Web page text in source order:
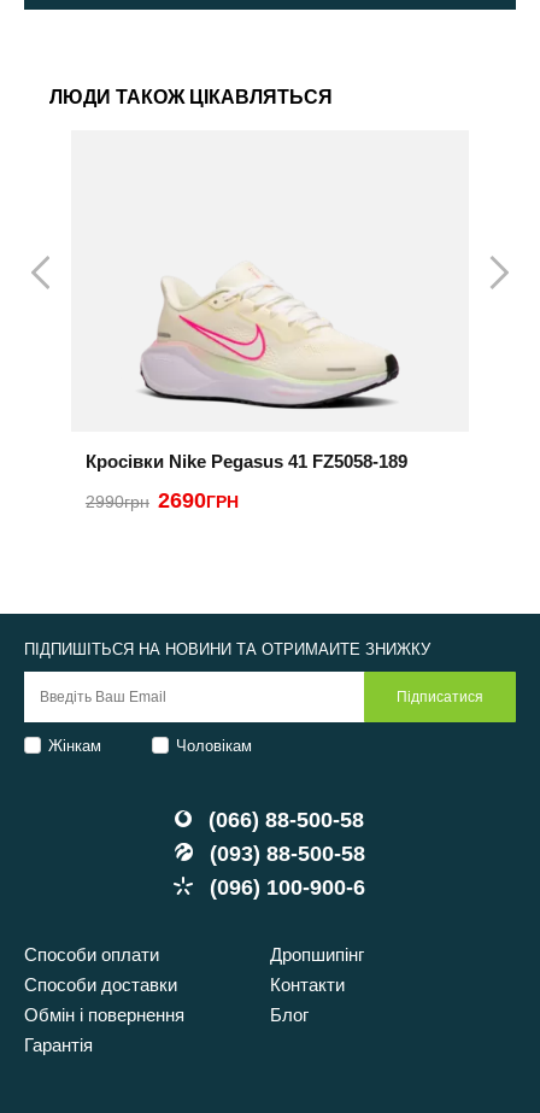
ЛЮДИ ТАКОЖ ЦІКАВЛЯТЬСЯ
Кросівки Nike Pegasus 41 FZ5058-189
2990грн 2690ГРН
(066) 88-500-58
(093) 88-500-58
(096) 100-900-6
Способи оплати
Способи доставки
Обмін і повернення
Гарантія
Дропшипінг
Контакти
Блог
ПІДПИШІТЬСЯ НА НОВИНИ ТА ОТРИМАЙТЕ ЗНИЖКУ
Жінкам Чоловікам